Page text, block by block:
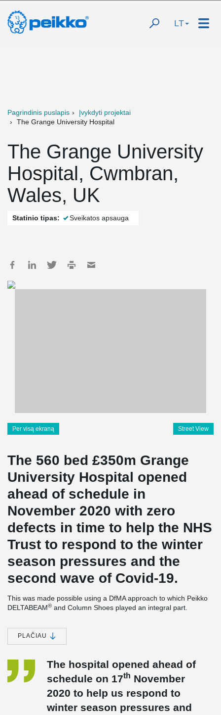
LT
Pagrindinis puslapis
Įvykdyti projektai
The Grange University Hospital
The Grange University
Hospital, Cwmbran,
Wales, UK
Statinio tipas: Sveikatos apsauga
Per visą ekraną Street View
The 560 bed £350m Grange
University Hospital opened
ahead of schedule in
November 2020 with zero
defects in time to help the NHS
Trust to respond to the winter
season pressures and the
second wave of Covid-19.
This was made possible using a DfMA approach to which Peikko
DELTABEAM® and Column Shoes played an integral part.
engineers WSP Peikko designed & supplied over 550nr
DELTABEAM
®’s to the project. So, helping achieve the target of
over 70% of the components to be manufactured offsite. The use
allowed for minimal propping making construction both fast &
safer. Therefore, playing a major role in the 23% program saving,
including over 237,000 working hours.
PLAČIAU
The hospital opened ahead of
schedule on 17th November
2020 to help us respond to
winter season pressures and